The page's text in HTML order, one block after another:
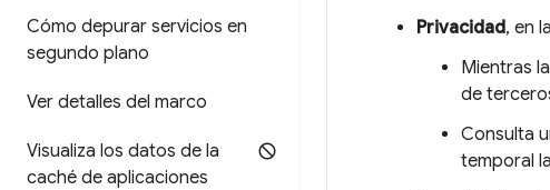
Cómo depurar servicios en
segundo plano
Ver detalles del marco
Visualiza los datos de la
caché de aplicaciones
Privacidad, en
Mientras
de
Consulta
temporal